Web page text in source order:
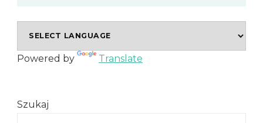
Powered by Translate
Szukaj